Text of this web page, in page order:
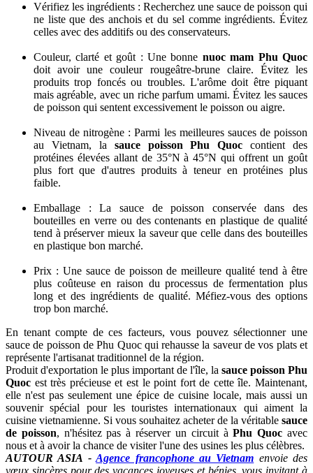
Vérifiez les ingrédients : Recherchez une sauce de poisson qui
ne liste que des anchois et du sel comme ingrédients. Évitez
celles avec des additifs ou des conservateurs.
Couleur, clarté et goût : Une bonne nuoc mam Phu Quoc
doit avoir une couleur rougeâtre-brune claire. Évitez les
produits trop foncés ou troubles. L'arôme doit être piquant
mais agréable, avec un riche parfum umami. Évitez les sauces
de poisson qui sentent excessivement le poisson ou aigre.
Niveau de nitrogène : Parmi les meilleures sauces de poisson
au Vietnam, la sauce poisson Phu Quoc contient des
protéines élevées allant de 35°N à 45°N qui offrent un goût
plus fort que d'autres produits à teneur en protéines plus
faible.
Emballage : La sauce de poisson conservée dans des
bouteilles en verre ou des contenants en plastique de qualité
tend à préserver mieux la saveur que celle dans des bouteilles
en plastique bon marché.
Prix : Une sauce de poisson de meilleure qualité tend à être
plus coûteuse en raison du processus de fermentation plus
long et des ingrédients de qualité. Méfiez-vous des options
trop bon marché.
En tenant compte de ces facteurs, vous pouvez sélectionner une
sauce de poisson de Phu Quoc qui rehausse la saveur de vos plats et
représente l'artisanat traditionnel de la région.
Produit d'exportation le plus important de l'île, la sauce poisson Phu
Quoc est très précieuse et est le point fort de cette île. Maintenant,
elle n'est pas seulement une épice de cuisine locale, mais aussi un
souvenir spécial pour les touristes internationaux qui aiment la
cuisine vietnamienne. Si vous souhaitez acheter de la véritable sauce
de poisson, n'hésitez pas à réserver un circuit àPhu Quoc avec
nous et à avoir la chance de visiter l'une des usines les plus célèbres.
AUTOUR ASIA -Agence francophone au Vietnam envoie des
vœux sincères pour des vacances joyeuses et bénies, vous invitant à